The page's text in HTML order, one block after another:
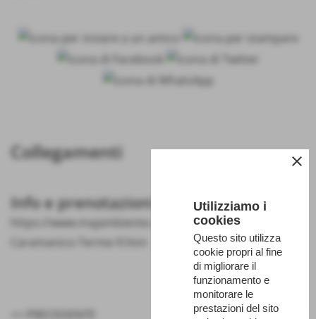
Collegamenti
Info e prenotazioni
https://www.majambiente.it/Storie-e-sapori-di-
Caramanico-Terme-9.htm
SUCCESSIVO >>
close
Utilizziamo i
cookies
Questo sito utilizza
cookie propri al fine
di migliorare il
funzionamento e
monitorare le
prestazioni del sito